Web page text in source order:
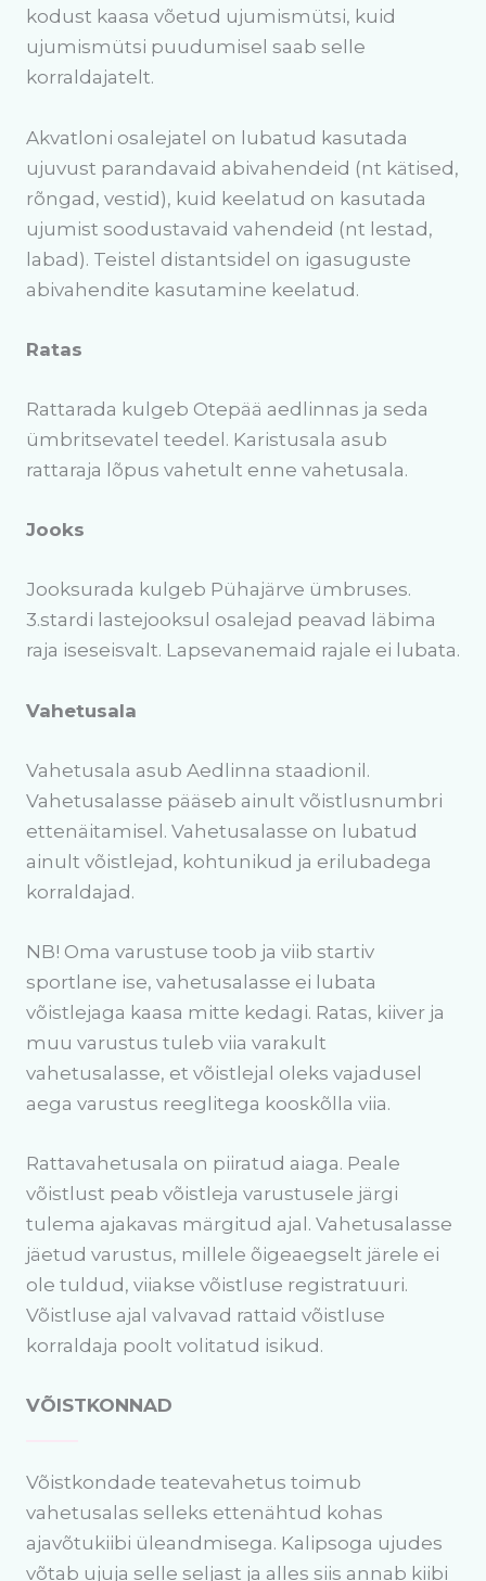
kodust kaasa võetud ujumismütsi, kuid
ujumismütsi puudumisel saab selle
korraldajatelt.
Akvatloni osalejatel on lubatud kasutada
ujuvust parandavaid abivahendeid (nt kätised,
rõngad, vestid), kuid keelatud on kasutada
ujumist soodustavaid vahendeid (nt lestad,
labad). Teistel distantsidel on igasuguste
abivahendite kasutamine keelatud.
Ratas
Rattarada kulgeb Otepää aedlinnas ja seda
ümbritsevatel teedel. Karistusala asub
rattaraja lõpus vahetult enne vahetusala.
Jooks
Jooksurada kulgeb Pühajärve ümbruses.
3.stardi lastejooksul osalejad peavad läbima
raja iseseisvalt. Lapsevanemaid rajale ei lubata.
Vahetusala
Vahetusala asub Aedlinna staadionil.
Vahetusalasse pääseb ainult võistlusnumbri
ettenäitamisel. Vahetusalasse on lubatud
ainult võistlejad, kohtunikud ja erilubadega
korraldajad.
NB! Oma varustuse toob ja viib startiv
sportlane ise, vahetusalasse ei lubata
võistlejaga kaasa mitte kedagi. Ratas, kiiver ja
muu varustus tuleb viia varakult
vahetusalasse, et võistlejal oleks vajadusel
aega varustus reeglitega kooskõlla viia.
Rattavahetusala on piiratud aiaga. Peale
võistlust peab võistleja varustusele järgi
tulema ajakavas märgitud ajal. Vahetusalasse
jäetud varustus, millele õigeaegselt järele ei
ole tuldud, viiakse võistluse registratuuri.
Võistluse ajal valvavad rattaid võistluse
korraldaja poolt volitatud isikud.
VÕISTKONNAD
Võistkondade teatevahetus toimub
vahetusalas selleks ettenähtud kohas
ajavõtukiibi üleandmisega. Kalipsoga ujudes
võtab ujuja selle seljast ja alles siis annab kiibi